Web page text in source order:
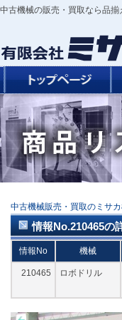
中古機械の販売・買取なら品
中古機械販売・買取のミサ
情報No.210465の
情報No 機械
210465 ロボドリル